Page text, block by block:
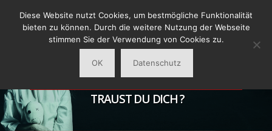
AUSFLUG DES SCHRECKENS 2019
TRAUST DU DICH ?
_________________________
Diese Website nutzt Cookies, um bestmögliche Funktionalität
bieten zu können. Durch die weitere Nutzung der Webseite
stimmen Sie der Verwendung von Cookies zu.
OK Datenschutz